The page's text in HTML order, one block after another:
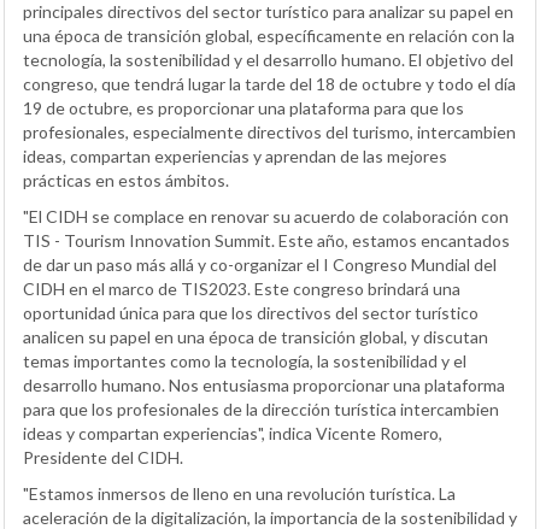
principales directivos del sector turístico para analizar su papel en
una época de transición global, específicamente en relación con la
tecnología, la sostenibilidad y el desarrollo humano. El objetivo del
congreso, que tendrá lugar la tarde del 18 de octubre y todo el día
19 de octubre, es proporcionar una plataforma para que los
profesionales, especialmente directivos del turismo, intercambien
ideas, compartan experiencias y aprendan de las mejores
prácticas en estos ámbitos.
"El CIDH se complace en renovar su acuerdo de colaboración con
TIS - Tourism Innovation Summit. Este año, estamos encantados
de dar un paso más allá y co-organizar el I Congreso Mundial del
CIDH en el marco de TIS2023. Este congreso brindará una
oportunidad única para que los directivos del sector turístico
analicen su papel en una época de transición global, y discutan
temas importantes como la tecnología, la sostenibilidad y el
desarrollo humano. Nos entusiasma proporcionar una plataforma
para que los profesionales de la dirección turística intercambien
ideas y compartan experiencias", indica Vicente Romero,
Presidente del CIDH.
"Estamos inmersos de lleno en una revolución turística. La
aceleración de la digitalización, la importancia de la sostenibilidad y